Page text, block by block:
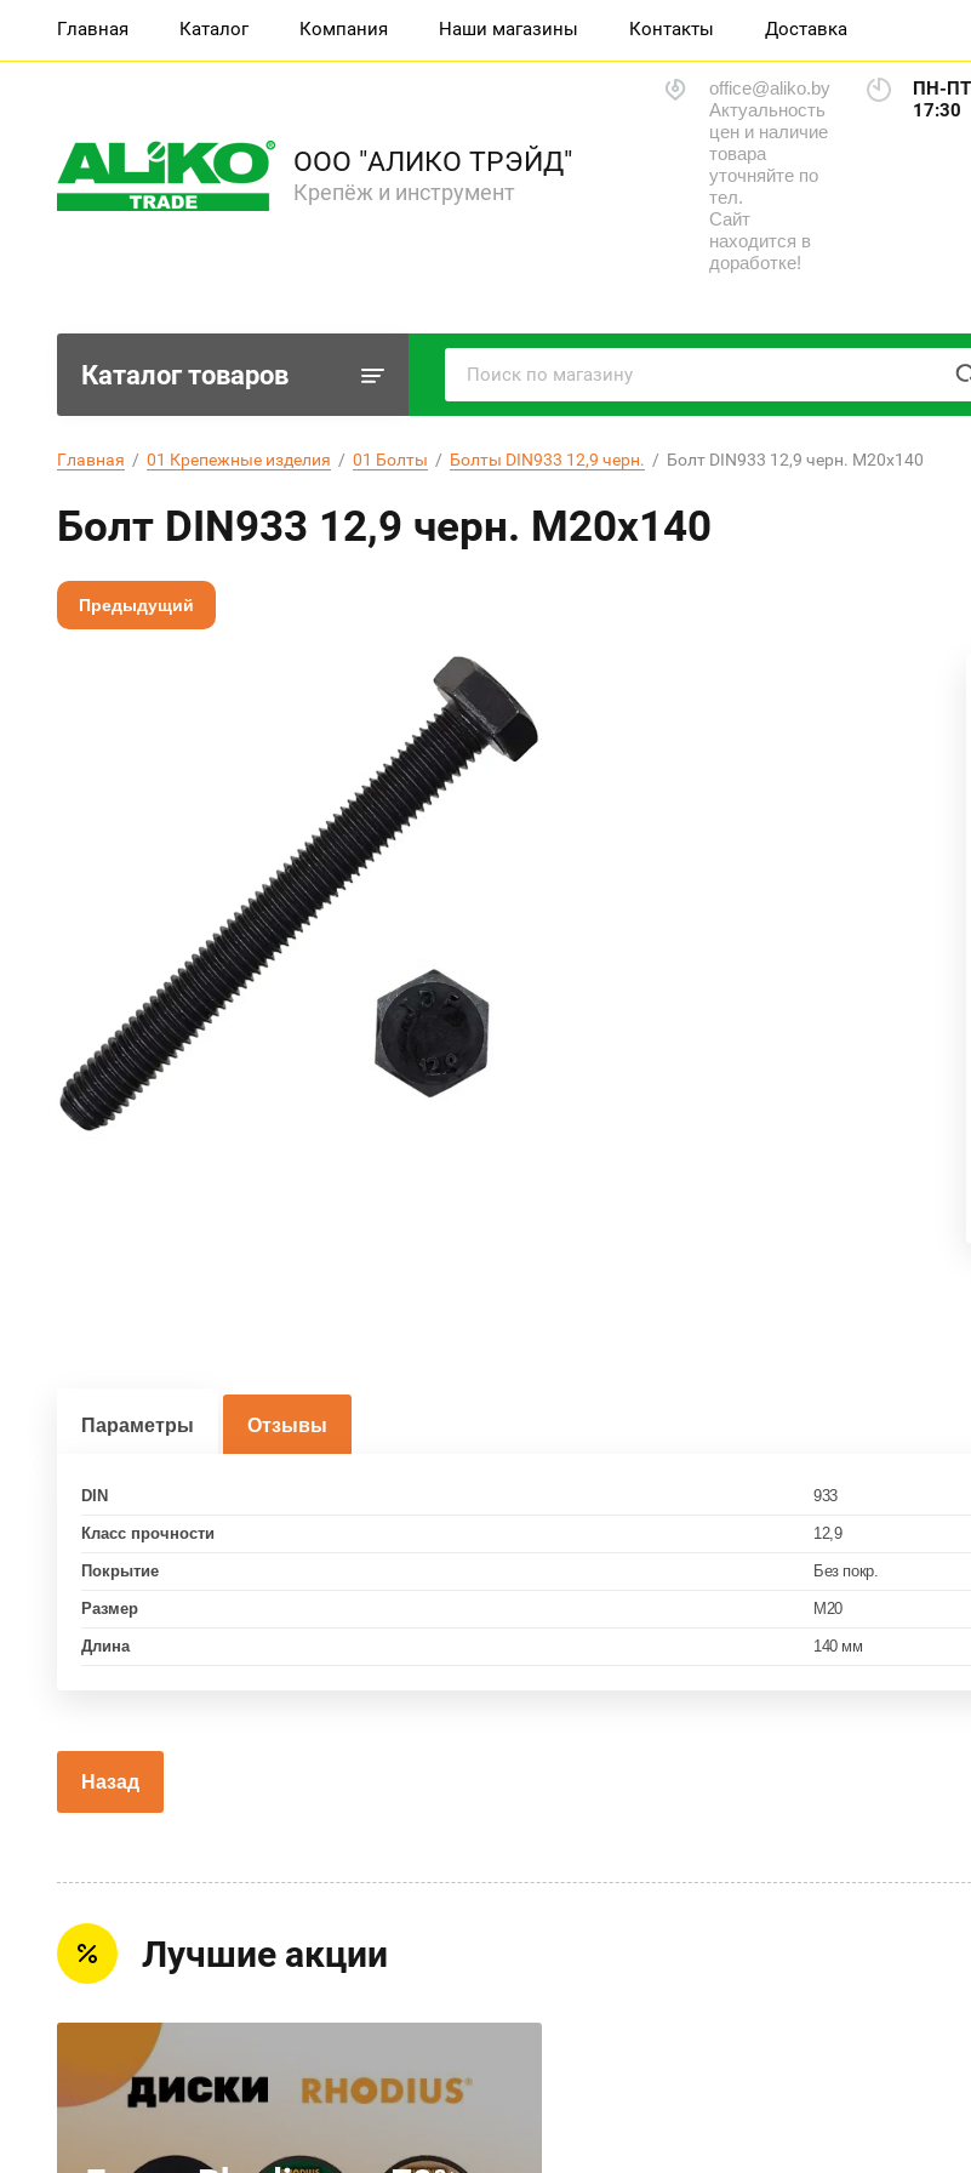
Главная Каталог Компания Наши магазины Контакты Доставка
ООО "АЛИКО ТРЭЙД"
Крепёж и инструмент
office@aliko.by
Актуальность
цен и наличие
товара
уточняйте по
тел.
Сайт
находится в
доработке!
ПН-ПТ
17:30
Каталог товаров
Главная
  /
01 Крепежные изделия
  /
01 Болты
  /
Болты DIN933 12,9 черн.
  /  Болт DIN933 12,9 черн. М20х140
Болт DIN933 12,9 черн. М20х140
Предыдущий
Параметры Отзывы
DIN 933
Класс прочности 12,9
Покрытие Без покр.
Размер M20
Длина 140 мм
Назад
Лучшие акции